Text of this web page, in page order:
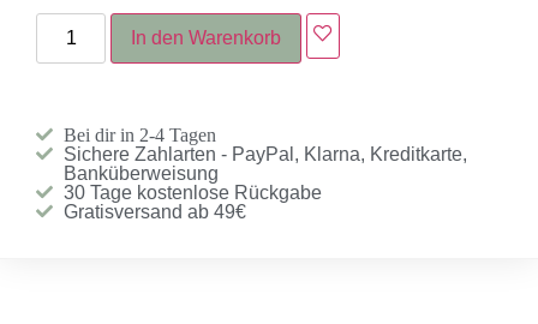
In den Warenkorb
Bei dir in 2-4 Tagen
Sichere Zahlarten - PayPal, Klarna, Kreditkarte,
Banküberweisung
30 Tage kostenlose Rückgabe
Gratisversand ab 49€